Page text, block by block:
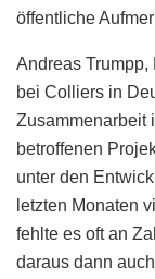
öffentliche
Andreas
bei Colliers in
Zusammenarbeit
betroffenen
unter den
letzten Monaten
fehlte es oft an
daraus dann